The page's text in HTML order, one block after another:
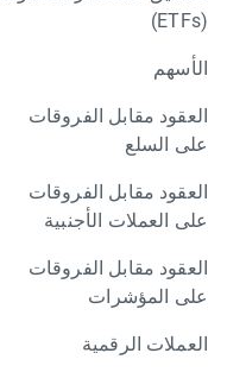
(ETFs)
الأسهم
العقود مقابل الفروقات
على السلع
العقود مقابل الفروقات
على العملات الأجنبية
العقود مقابل الفروقات
على المؤشرات
العملات الرقمية